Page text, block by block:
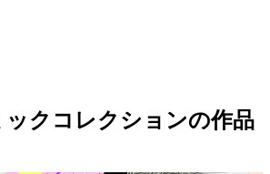
クコレクションの作品